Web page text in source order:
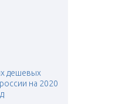
дешевых
на 2020